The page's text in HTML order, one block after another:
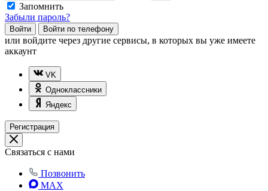
Запомнить
Забыли пароль?
Войти Войти по телефону
или войдите через другие сервисы, в которых вы уже имеете
аккаунт
VK
Одноклассники
Яндекс
Регистрация
Связаться с нами
Позвонить
MAX